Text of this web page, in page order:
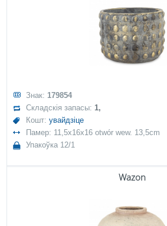
Знак: 179854
Складскія запасы:1,
Кошт:увайдзіце
Памер: 11,5x16x16 otwór wew. 13,5cm
Упакоўка 12/1
Wazon